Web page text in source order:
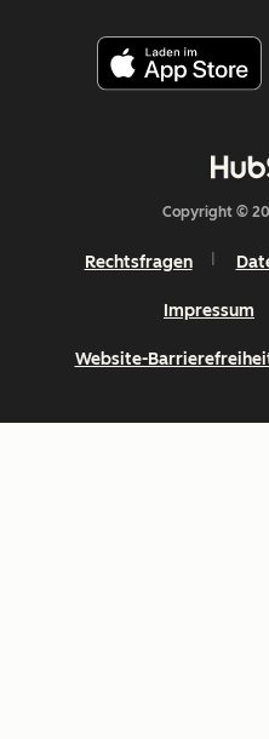
Copyright ©
Rechtsfragen
Impressum
Website-